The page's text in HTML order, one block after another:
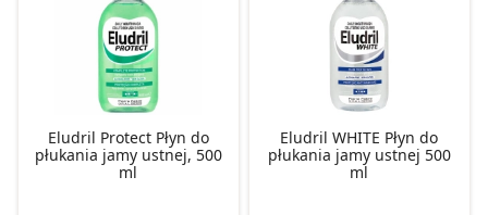
Eludril Protect Płyn do
płukania jamy ustnej, 500
ml
Eludril WHITE Płyn do
płukania jamy ustnej 500
ml